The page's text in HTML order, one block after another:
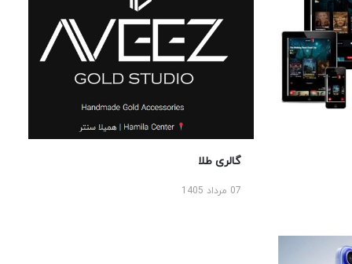
گالری طلا
07 مرداد 1405